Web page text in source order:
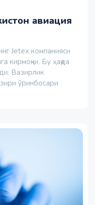
авиация
Jetex компанияси
кирмоқчи. Бу ҳақда
Вазирлик
ўринбосари